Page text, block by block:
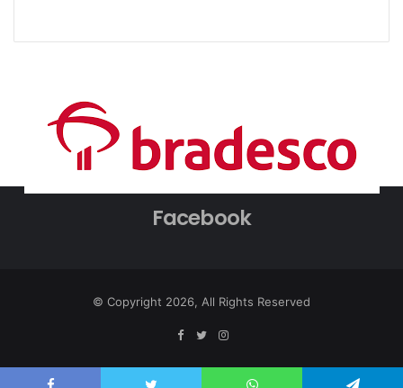
Facebook
© Copyright 2026, All Rights Reserved